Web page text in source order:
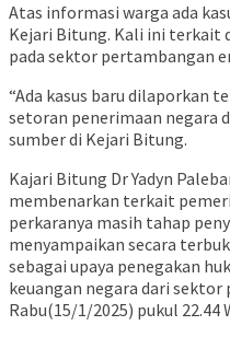
Atas informasi warga ada
Kejari Bitung. Kali ini terkait
pada sektor pertambangan
“Ada kasus baru dilaporkan
setoran penerimaan negara
sumber di Kejari Bitung.
Kajari Bitung Dr Yadyn
membenarkan terkait
perkaranya masih tahap
menyampaikan secara
sebagai upaya penegakan
keuangan negara dari sektor
Rabu(15/1/2025) pukul 22.44